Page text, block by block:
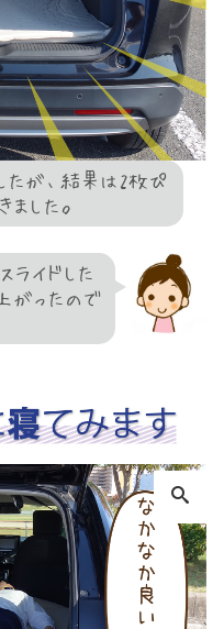
たが、結果は2枚ぴ
ました。
ライドした
がったので